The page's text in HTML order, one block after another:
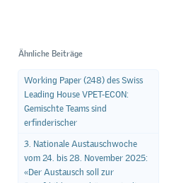
Ähnliche Beiträge
Working Paper (248) des Swiss
Leading House VPET-ECON:
Gemischte Teams sind
erfinderischer
3. Nationale Austauschwoche
vom 24. bis 28. November 2025:
«Der Austausch soll zur